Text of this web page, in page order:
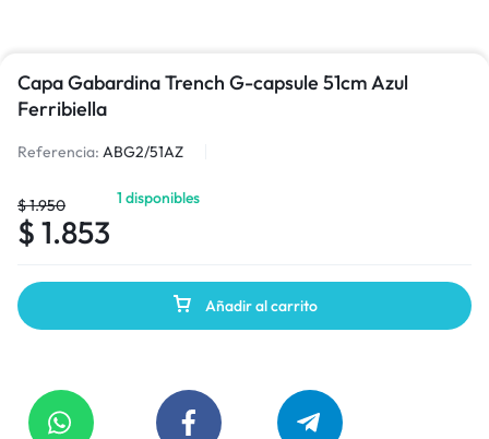
Capa Gabardina Trench G-capsule 51cm Azul
Ferribiella
Referencia: ABG2/51AZ
$1.950
$ 1.853
1 disponibles
Añadir al carrito